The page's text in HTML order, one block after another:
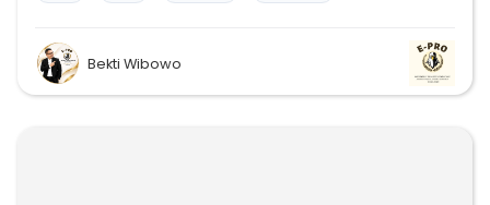
Bekti Wibowo